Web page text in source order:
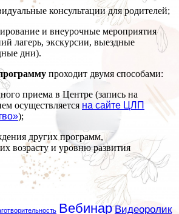
консультации для родителей;
и внеурочные мероприятия
лагерь, экскурсии, выездные
дни).
проходит двумя способами:
приема в Центре (запись на
осуществляется на сайте ЦЛП
);
других программ,
возрасту и уровню развития
Вебинар Видеоролик